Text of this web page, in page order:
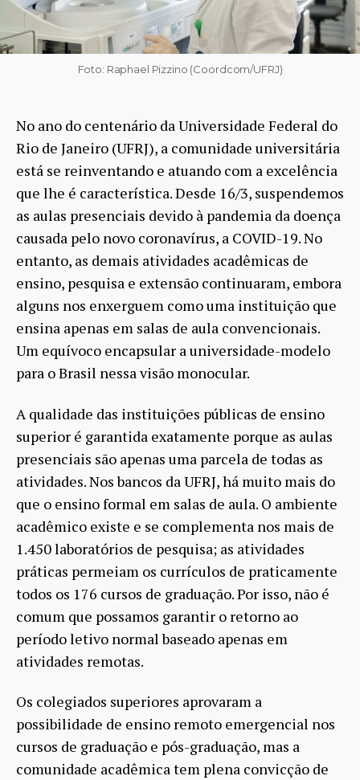
Foto: Raphael Pizzino (Coordcom/UFRJ)
No ano do centenário da Universidade Federal do
Rio de Janeiro (UFRJ), a comunidade universitária
está se reinventando e atuando com a excelência
que lhe é característica. Desde 16/3, suspendemos
as aulas presenciais devido à pandemia da doença
causada pelo novo coronavírus, a COVID-19. No
entanto, as demais atividades acadêmicas de
ensino, pesquisa e extensão continuaram, embora
alguns nos enxerguem como uma instituição que
ensina apenas em salas de aula convencionais.
Um equívoco encapsular a universidade-modelo
para o Brasil nessa visão monocular.
A qualidade das instituições públicas de ensino
superior é garantida exatamente porque as aulas
presenciais são apenas uma parcela de todas as
atividades. Nos bancos da UFRJ, há muito mais do
que o ensino formal em salas de aula. O ambiente
acadêmico existe e se complementa nos mais de
1.450 laboratórios de pesquisa; as atividades
práticas permeiam os currículos de praticamente
todos os 176 cursos de graduação. Por isso, não é
comum que possamos garantir o retorno ao
período letivo normal baseado apenas em
atividades remotas.
Os colegiados superiores aprovaram a
possibilidade de ensino remoto emergencial nos
cursos de graduação e pós-graduação, mas a
comunidade acadêmica tem plena convicção de